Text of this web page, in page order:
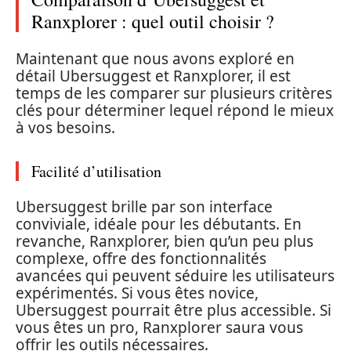
Ranxplorer : quel outil choisir ?
Maintenant que nous avons exploré en
détail Ubersuggest et Ranxplorer, il est
temps de les comparer sur plusieurs critères
clés pour déterminer lequel répond le mieux
à vos besoins.
Facilité d’utilisation
Ubersuggest brille par son interface
conviviale, idéale pour les débutants. En
revanche, Ranxplorer, bien qu’un peu plus
complexe, offre des fonctionnalités
avancées qui peuvent séduire les utilisateurs
expérimentés. Si vous êtes novice,
Ubersuggest pourrait être plus accessible. Si
vous êtes un pro, Ranxplorer saura vous
offrir les outils nécessaires.